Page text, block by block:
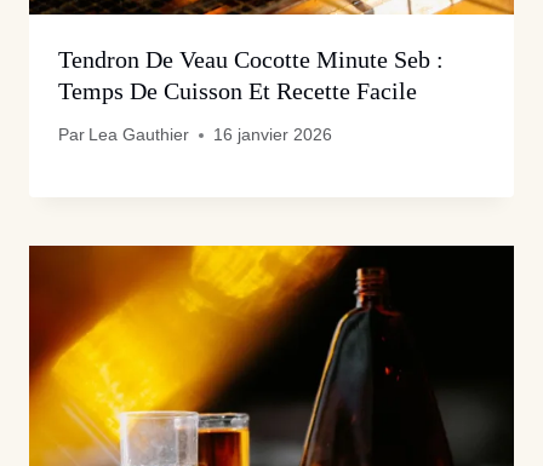
Tendron De Veau Cocotte Minute Seb :
Temps De Cuisson Et Recette Facile
Par Lea Gauthier 16 janvier 2026